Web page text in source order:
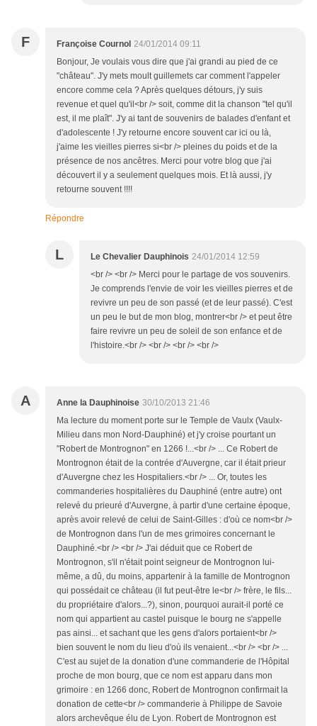
F Françoise Cournol 24/01/2014 09:11
Bonjour, Je voulais vous dire que j'ai grandi au pied de ce
"château". J'y mets moult guillemets car comment l'appeler
encore comme cela ? Après quelques détours, j'y suis
revenue et quel qu'il<br /> soit, comme dit la chanson "tel qu'il
est, il me plaît". J'y ai tant de souvenirs de balades d'enfant et
d'adolescente ! J'y retourne encore souvent car ici ou là,
j'aime les vieilles pierres si<br /> pleines du poids et de la
présence de nos ancêtres. Merci pour votre blog que j'ai
découvert il y a seulement quelques mois. Et là aussi, j'y
retourne souvent !!!!
Répondre
L Le Chevalier Dauphinois 24/01/2014 12:59
<br /> <br /> Merci pour le partage de vos souvenirs.
Je comprends l'envie de voir les vieilles pierres et de
revivre un peu de son passé (et de leur passé). C'est
un peu le but de mon blog, montrer<br /> et peut être
faire revivre un peu de soleil de son enfance et de
l'histoire.<br /> <br /> <br /> <br />
A Anne la Dauphinoise 30/10/2013 21:46
Ma lecture du moment porte sur le Temple de Vaulx (Vaulx-
Milieu dans mon Nord-Dauphiné) et j'y croise pourtant un
"Robert de Montrognon" en 1266 !...<br /> ... Ce Robert de
Montrognon était de la contrée d'Auvergne, car il était prieur
d'Auvergne chez les Hospitaliers.<br /> ... Or, toutes les
commanderies hospitalières du Dauphiné (entre autre) ont
relevé du prieuré d'Auvergne, à partir d'une certaine époque,
après avoir relevé de celui de Saint-Gilles : d'où ce nom<br />
de Montrognon dans l'un de mes grimoires concernant le
Dauphiné.<br /> <br /> J'ai déduit que ce Robert de
Montrognon, s'il n'était point seigneur de Montrognon lui-
même, a dû, du moins, appartenir à la famille de Montrognon
qui possédait ce château (il fut peut-être le<br /> frère, le fils...
du propriétaire d'alors...?), sinon, pourquoi aurait-il porté ce
nom qui appartient au castel puisque le bourg ne s'appelle
pas ainsi... et sachant que les gens d'alors portaient<br />
bien souvent le nom du lieu d'où ils venaient...<br /> <br /> ...
C'est au sujet de la donation d'une commanderie de l'Hôpital
proche de mon bourg, que ce nom est apparu dans mon
grimoire : en 1266 donc, Robert de Montrognon confirmait la
donation de cette<br /> commanderie à Philippe de Savoie
alors archevêque élu de Lyon. Robert de Montrognon est